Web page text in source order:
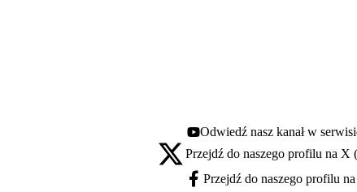
Youtube - otwiera się w nowej karcie
Odwiedź nasz kanał w
X - otwiera się w nowej karcie
Przejdź do naszego profilu na X
Facebook - otwiera się w nowej karcie
Przejdź do naszego profilu